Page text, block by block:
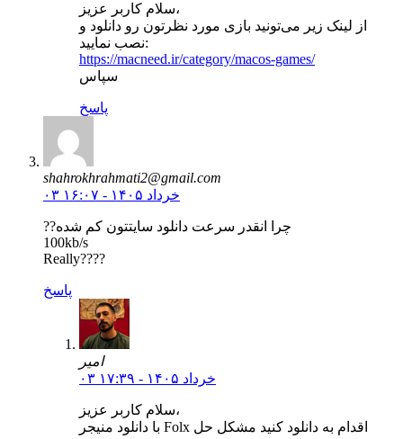
سلام کاربر عزیز،
از لینک زیر می‌تونید بازی مورد نظرتون رو دانلود و
نصب نمایید:
https://macneed.ir/category/macos-games/
سپاس
پاسخ
shahrokhrahmati2@gmail.com
۰۳ خرداد ۱۴۰۵ - ۱۶:۰۷
??چرا انقدر سرعت دانلود سایتتون کم شده
100kb/s
Really????
پاسخ
امیر
۰۳ خرداد ۱۴۰۵ - ۱۷:۳۹
سلام کاربر عزیز،
با دانلود منیجر Folx اقدام به دانلود کنید مشکل حل